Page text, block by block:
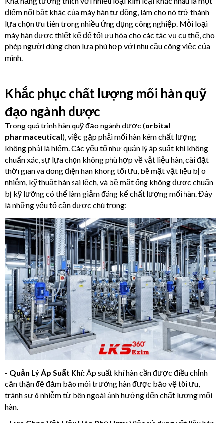
điểm nổi bật khác của máy hàn tự động, làm cho nó trở thành
lựa chọn ưu tiên trong nhiều ứng dụng công nghiệp. Mỗi loại
máy hàn được thiết kế để tối ưu hóa cho các tác vụ cụ thể, cho
phép người dùng chọn lựa phù hợp với nhu cầu công việc của
mình.
Khắc phục chất lượng mối hàn quỹ
đạo ngành dược
Trong quá trình hàn quỹ đạo ngành dược (orbital
pharmaceutical), việc gặp phải mối hàn kém chất lượng
không phải là hiếm. Các yếu tố như quản lý áp suất khí không
chuẩn xác, sự lựa chọn không phù hợp về vật liệu hàn, cài đặt
thời gian và dòng điện hàn không tối ưu, bề mặt vật liệu bị ô
nhiễm, kỹ thuật hàn sai lệch, và bề mặt ống không được chuẩn
bị kỹ lưỡng có thể làm giảm đáng kể chất lượng mối hàn. Đây
là những yếu tố cần được chú trọng:
- Quản Lý Áp Suất Khí: Áp suất khí hàn cần được điều chỉnh
cẩn thận để đảm bảo môi trường hàn được bảo vệ tối ưu,
tránh sự ô nhiễm từ bên ngoài ảnh hưởng đến chất lượng mối
hàn.